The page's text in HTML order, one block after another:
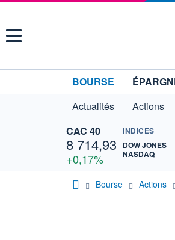
Menu
BOURSE
Actualités
Actions
CAC 40
8 714,93
+0,17%
INDICES
DOW JONES
NASDAQ
Bourse Actions